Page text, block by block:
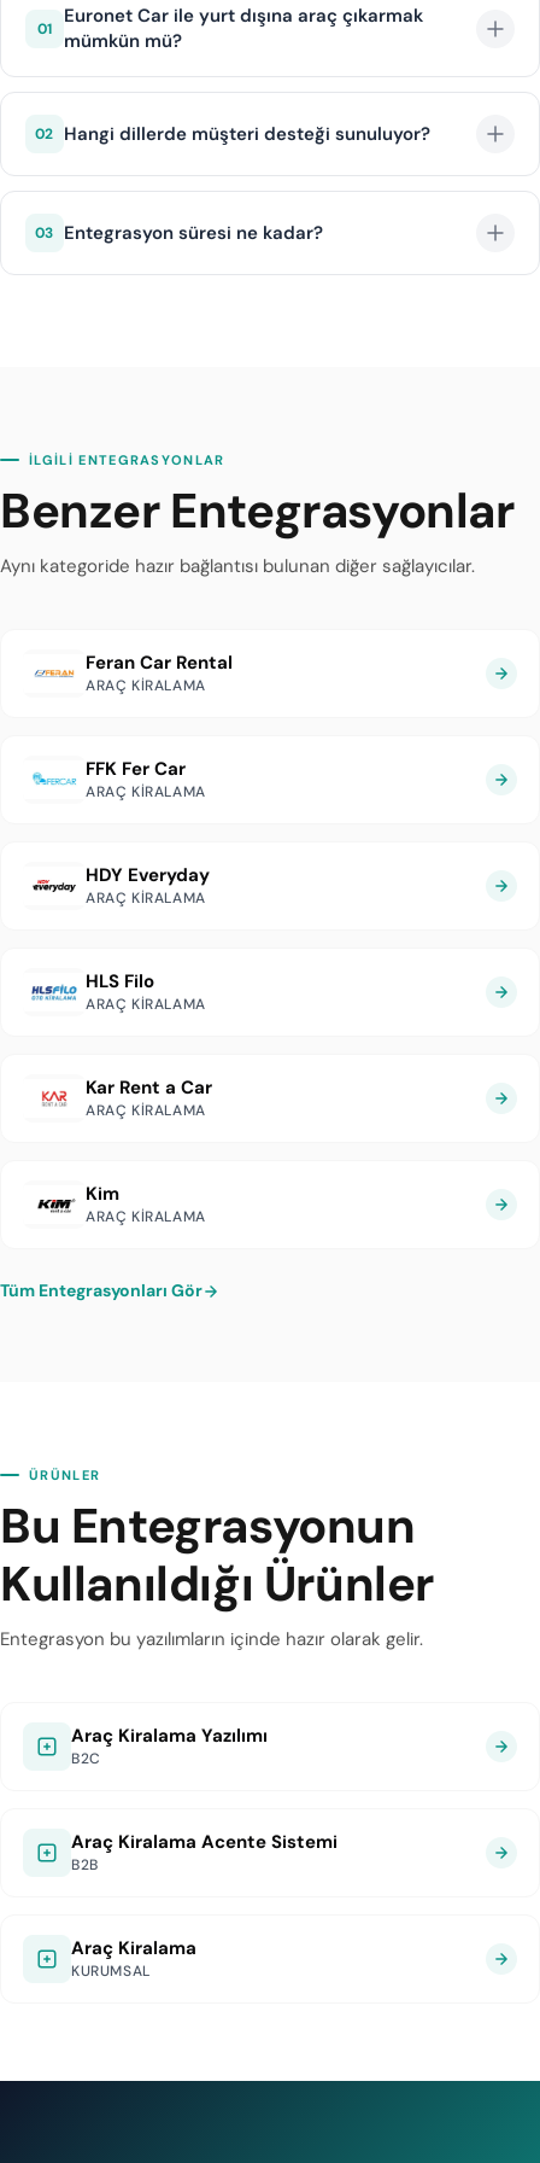
01
Euronet Car ile yurt dışına araç çıkarmak
mümkün mü?
Evet, Euronet Car belirli araçlar ve rotalar için sınır
gereksinimleri uygulanır.
02 Hangi dillerde müşteri desteği sunuluyor?
Euronet Car Türkçe, İngilizce, Almanca, Fransızca ve
03 Entegrasyon süresi ne kadar?
İLGİLİ ENTEGRASYONLAR
Benzer Entegrasyonlar
Aynı kategoride hazır bağlantısı bulunan diğer sağlayıcılar.
Feran Car Rental
ARAÇ KIRALAMA
FFK Fer Car
ARAÇ KIRALAMA
HDY Everyday
ARAÇ KIRALAMA
HLS Filo
ARAÇ KIRALAMA
Kar Rent a Car
ARAÇ KIRALAMA
Kim
ARAÇ KIRALAMA
Tüm Entegrasyonları Gör
ÜRÜNLER
Bu Entegrasyonun
Kullanıldığı Ürünler
Entegrasyon bu yazılımların içinde hazır olarak gelir.
Araç Kiralama Yazılımı
B2C
Araç Kiralama Acente Sistemi
B2B
Araç Kiralama
KURUMSAL